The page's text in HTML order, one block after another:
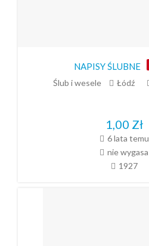
NAPISY ŚLUBNE
Ślub i wesele Łódź
1,00 Zł
6 lata temu
nie wygasa
1927